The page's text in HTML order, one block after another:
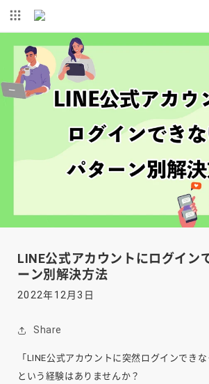
コンテ
ンツに
進む
LINE公式アカウントにログイン
ーン別解決方法
2022年12月3日
Share
「LINE公式アカウントに突然ログインできな
という経験はありませんか？